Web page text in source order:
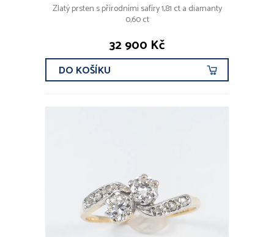
Zlatý prsten s přírodními safíry 1,81 ct a diamanty
0,60 ct
32 900 Kč
DO KOŠÍKU